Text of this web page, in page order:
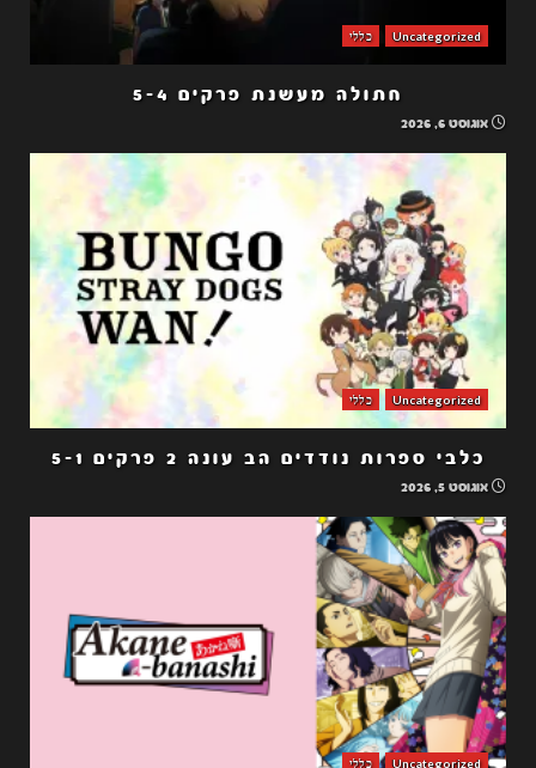
Uncategorized כללי
חתולה מעשנת פרקים 5-4
אוגוסט 6, 2026
Uncategorized כללי
כלבי ספרות נודדים הב עונה 2 פרקים 5-1
אוגוסט 5, 2026
Uncategorized כללי